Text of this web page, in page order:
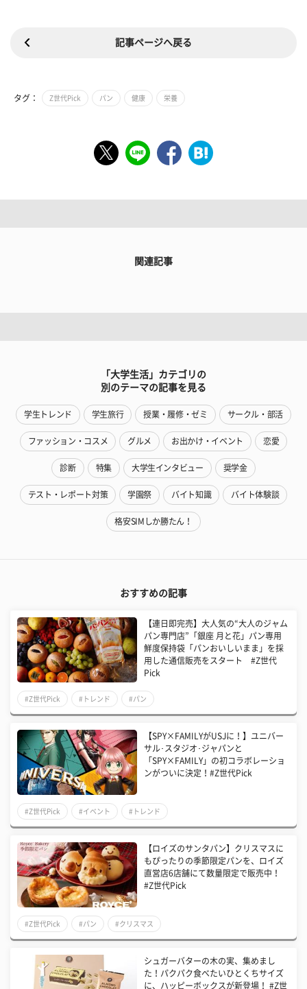
記事ページへ戻る
タグ： Z世代Pick パン 健康 栄養
関連記事
「大学生活」カテゴリの
別のテーマの記事を見る
学生トレンド 学生旅行 授業・履修・ゼミ サークル・部活
ファッション・コスメ グルメ お出かけ・イベント 恋愛
診断 特集 大学生インタビュー 奨学金
テスト・レポート対策 学園祭 バイト知識 バイト体験談
格安SIMしか勝たん！
おすすめの記事
【連日即完売】大人気の“大人のジャム
パン専門店”「銀座 月と花」パン専用
鮮度保持袋「パンおいしいまま」を採
用した通信販売をスタート #Z世代
Pick
#Z世代Pick #トレンド #パン
【SPY×FAMILYがUSJに！】ユニバー
サル･スタジオ･ジャパンと
「SPY×FAMILY」の初コラボレーショ
ンがついに決定！#Z世代Pick
#Z世代Pick #イベント #トレンド
【ロイズのサンタパン】クリスマスに
もぴったりの季節限定パンを、ロイズ
直営店6店舗にて数量限定で販売中！
#Z世代Pick
#Z世代Pick #パン #クリスマス
シュガーバターの木の実、集めまし
た！パクパク食べたいひとくちサイズ
に、ハッピーボックスが新登場！ #Z世